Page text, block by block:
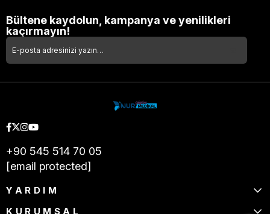
Bültene kaydolun, kampanya ve yenilikleri
kaçırmayın!
+90 545 514 70 05
[email protected]
YARDIM
KURUMSAL